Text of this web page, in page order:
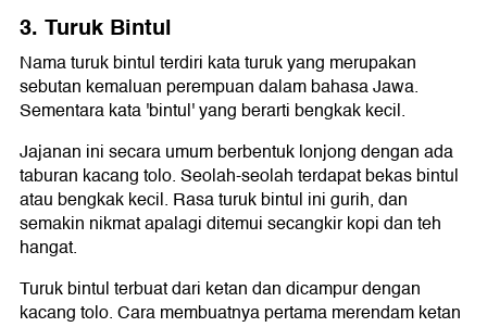
3. Turuk Bintul
Nama turuk bintul terdiri kata turuk yang merupakan
sebutan kemaluan perempuan dalam bahasa Jawa.
Sementara kata 'bintul' yang berarti bengkak kecil.
Jajanan ini secara umum berbentuk lonjong dengan ada
taburan kacang tolo. Seolah-seolah terdapat bekas bintul
atau bengkak kecil. Rasa turuk bintul ini gurih, dan
semakin nikmat apalagi ditemui secangkir kopi dan teh
hangat.
Turuk bintul terbuat dari ketan dan dicampur dengan
kacang tolo. Cara membuatnya pertama merendam ketan